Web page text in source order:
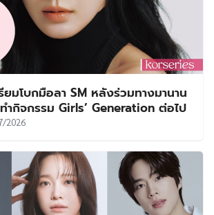
รียมโบกมือลา SM หลังร่วมทางมานาน
กิจกรรม Girls’ Generation ต่อไป
2026